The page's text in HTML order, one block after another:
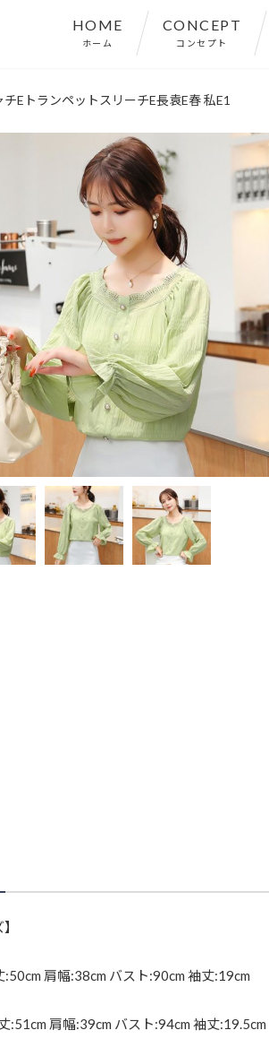
HOME
ホーム
CONCEPT
コンセプト
EトランペットスリーチE長袁E春 私E1
丈:50cm 肩幅:38cm バスト:90cm 袖丈:19cm
丈:51cm 肩幅:39cm バスト:94cm 袖丈:19.5cm